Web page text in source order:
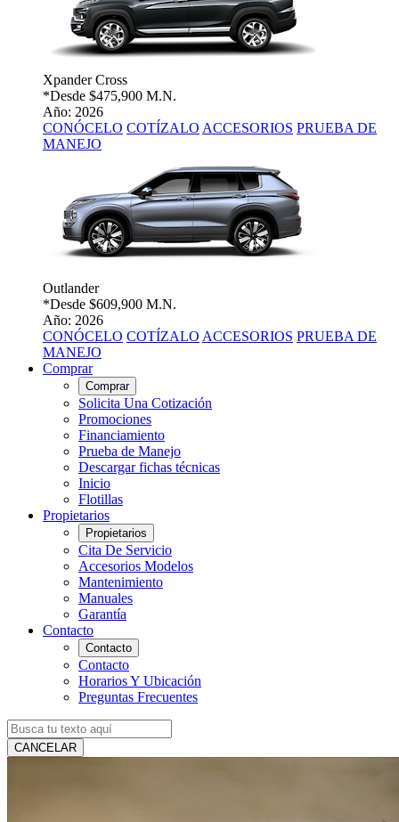
Xpander Cross
*Desde $475,900 M.N.
Año: 2026
CONÓCELO COTÍZALO ACCESORIOS PRUEBA DE
MANEJO
Outlander
*Desde $609,900 M.N.
Año: 2026
CONÓCELO COTÍZALO ACCESORIOS PRUEBA DE
MANEJO
Comprar
Comprar
Solicita Una Cotización
Promociones
Financiamiento
Prueba de Manejo
Descargar fichas técnicas
Inicio
Flotillas
Propietarios
Propietarios
Cita De Servicio
Accesorios Modelos
Mantenimiento
Manuales
Garantía
Contacto
Contacto
Contacto
Horarios Y Ubicación
Preguntas Frecuentes
CANCELAR